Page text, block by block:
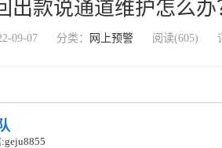
出款说通道维护怎么办
09-07 分类： 网上预警 阅读(605)